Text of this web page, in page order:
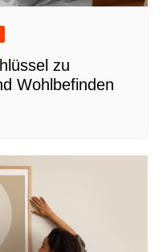
zu
Wohlbefinden